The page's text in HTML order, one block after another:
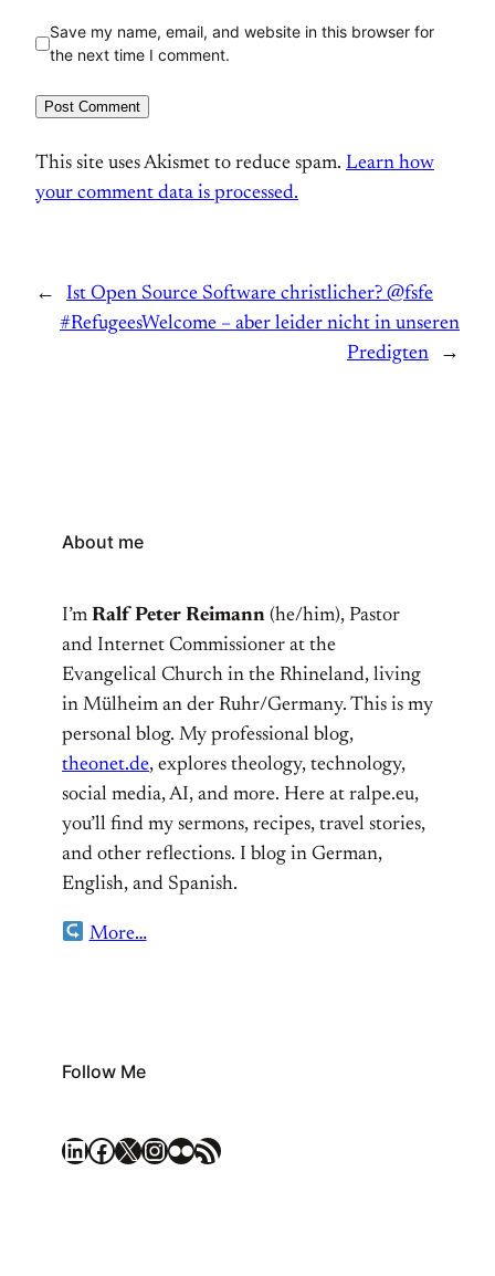
Save my name, email, and website in this browser for
the next time I comment.
This site uses Akismet to reduce spam. Learn how
your comment data is processed.
←
Ist Open Source Software christlicher? @fsfe
#RefugeesWelcome – aber leider nicht in unseren
Predigten
→
About me
I’m Ralf Peter Reimann (he/him), Pastor
and Internet Commissioner at the
Evangelical Church in the Rhineland, living
in Mülheim an der Ruhr/Germany. This is my
personal blog. My professional blog,
theonet.de, explores theology, technology,
social media, AI, and more. Here at ralpe.eu,
you’ll find my sermons, recipes, travel stories,
and other reflections. I blog in German,
English, and Spanish.
More…
Follow Me
LinkedIn Facebook X Instagram Flickr RSS Feed